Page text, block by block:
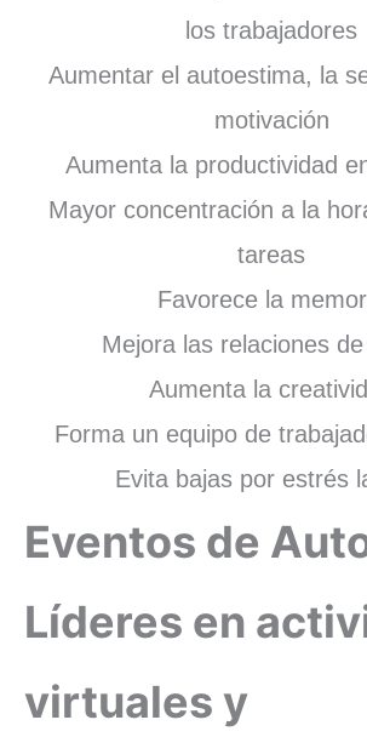
los trabajadores
Aumentar el autoestima, la
motivación
Aumenta la productividad
Mayor concentración a la
tareas
Favorece la
Mejora las relaciones
Aumenta la
Forma un equipo de
Evita bajas por estrés
Eventos de
Líderes en
virtuales y